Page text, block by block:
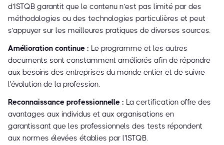
d’ISTQB garantit que le contenu n’est pas limité par des
méthodologies ou des technologies particulières et peut
s’appuyer sur les meilleures pratiques de diverses sources.
Amélioration continue : Le programme et les autres
documents sont constamment améliorés afin de répondre
aux besoins des entreprises du monde entier et de suivre
l'évolution de la profession.
Reconnaissance professionnelle : La certification offre des
avantages aux individus et aux organisations en
garantissant que les professionnels des tests répondent
aux normes élevées établies par l'ISTQB.